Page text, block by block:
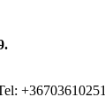
+36703610251